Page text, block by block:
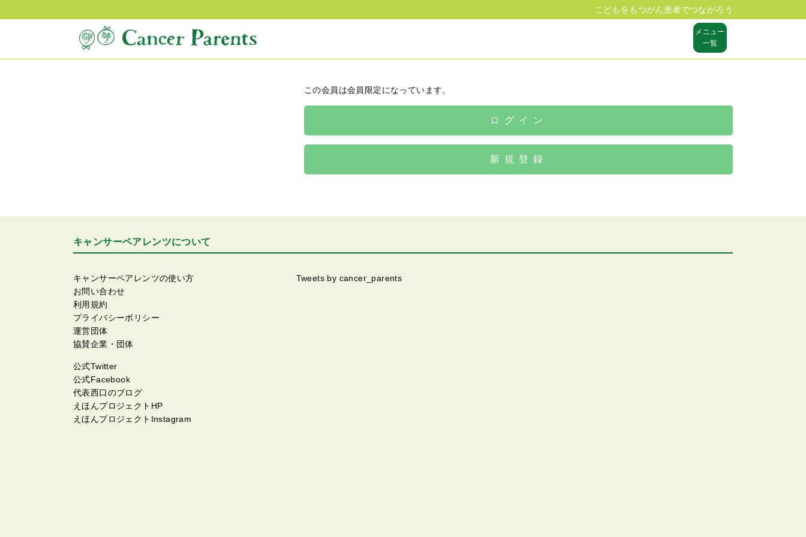
こどもをもつがん患者でつながろう
メニュー
一覧
この会員は会員限定になっています。
ログイン
新規登録
キャンサーペアレンツについて
キャンサーペアレンツの使い方
お問い合わせ
利用規約
プライバシーポリシー
運営団体
協賛企業・団体
公式Twitter
公式Facebook
代表西口のブログ
えほんプロジェクトHP
えほんプロジェクトInstagram
Tweets by cancer_parents